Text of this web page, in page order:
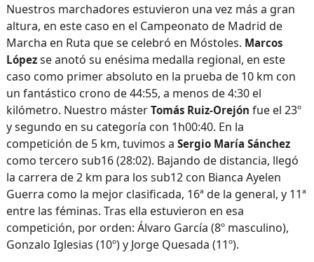
Nuestros marchadores estuvieron una vez más a gran
altura, en este caso en el Campeonato de Madrid de
Marcha en Ruta que se celebró en Móstoles. Marcos
Lópezse anotó su enésima medalla regional, en este
caso como primer absoluto en la prueba de 10 km con
un fantástico crono de 44:55, a menos de 4:30 el
kilómetro. Nuestro máster Tomás Ruiz-Orejón fue el 23º
y segundo en su categoría con 1h00:40. En la
competición de 5 km, tuvimos a Sergio María Sánchez
como tercero sub16 (28:02). Bajando de distancia, llegó
la carrera de 2 km para los sub12 con Bianca Ayelen
Guerra como la mejor clasificada, 16ª de la general, y 11ª
entre las féminas. Tras ella estuvieron en esa
competición, por orden: Álvaro García (8º masculino),
Gonzalo Iglesias (10º) y Jorge Quesada (11º).